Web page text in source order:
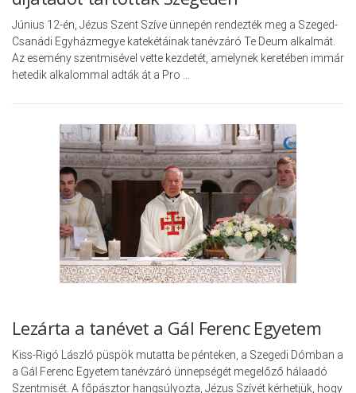
Június 12-én, Jézus Szent Szíve ünnepén rendezték meg a Szeged-
Csanádi Egyházmegye katekétáinak tanévzáró Te Deum alkalmát.
Az esemény szentmisével vette kezdetét, amelynek keretében immár
hetedik alkalommal adták át a Pro …
Lezárta a tanévet a Gál Ferenc Egyetem
Kiss-Rigó László püspök mutatta be pénteken, a Szegedi Dómban a
a Gál Ferenc Egyetem tanévzáró ünnepségét megelőző hálaadó
Szentmisét. A főpásztor hangsúlyozta, Jézus Szívét kérhetjük, hogy